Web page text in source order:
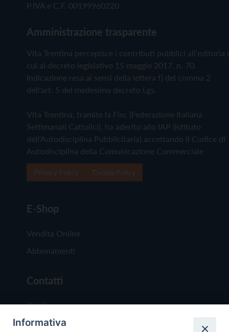
P.IVA e C.F. 00199960220
Amministrazione trasparente
Vita Trentina percepisce i contributi pubblici all'editoria
cui al decreto legislativo 15 maggio 2017, n. 70.
Indicazione resa ai sensi della lettera f) del comma 2
dell'art. 5 del medesimo decreto Lgs.
Vita Trentina, tramite la Fisc (Federazione Italiana
Settimanali Cattolici), ha aderito allo IAP (Istituto
dell'Autodisciplina Pubblicitaria) accettando il Codice di
Autodisciplina della Comunicazione Commerciale
E-Shop
Vendita Online
Abbonamenti
Contatti
Chi Siamo
Redazione
Informativa